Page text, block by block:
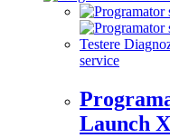
Testere
service
Launch